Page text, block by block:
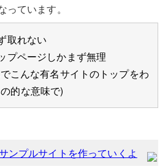
ています。
取れない
プページしかまず無理
こんな有名サイトのトップをわ
的な意味で)
ンプルサイトを作っていくよ